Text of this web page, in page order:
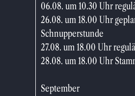
06.08. um 10.30 Uhr
26.08. um 18.00 Uhr
Schnupperstunde
27.08. um 18.00 Uhr
28.08. um 18.00 Uhr
September